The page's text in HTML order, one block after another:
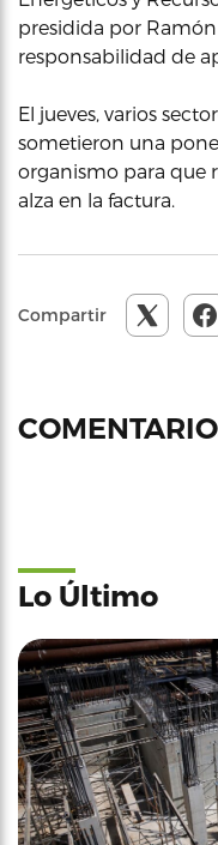
presidida por Ramón
responsabilidad de
El jueves, varios
sometieron una
organismo para que
alza en la factura.
Compartir
Lo Último